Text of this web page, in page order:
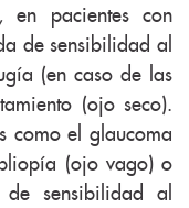
en pacientes con
de sensibilidad al
(en caso de las
(ojo seco).
como el glaucoma
(ojo vago) o
sensibilidad al